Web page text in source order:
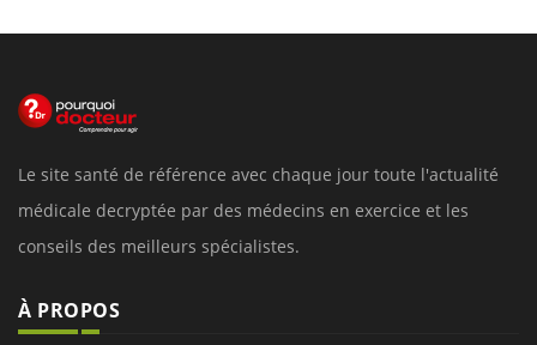
Le site santé de référence avec chaque jour toute l'actualité
médicale decryptée par des médecins en exercice et les
conseils des meilleurs spécialistes.
À PROPOS